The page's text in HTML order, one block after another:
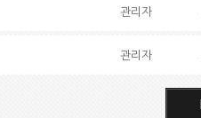
관리자
관리자